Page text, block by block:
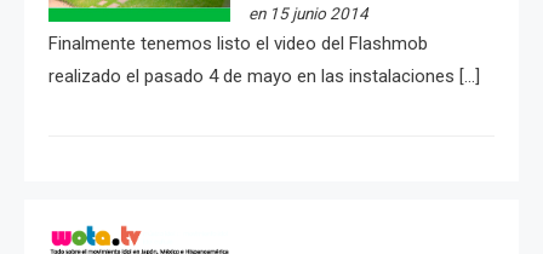
en 15 junio 2014
Finalmente tenemos listo el video del Flashmob
realizado el pasado 4 de mayo en las instalaciones […]